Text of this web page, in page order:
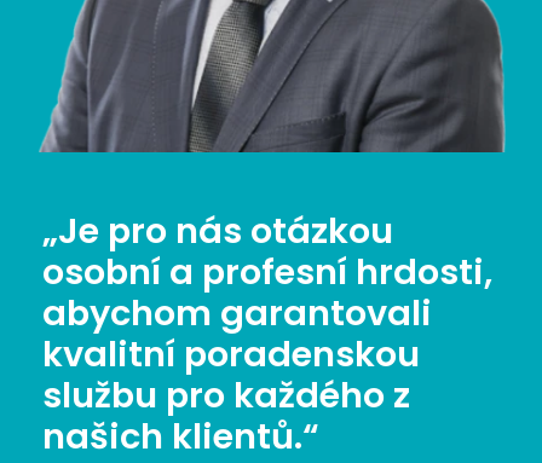
„Je pro nás otázkou
osobní a profesní hrdosti,
abychom garantovali
kvalitní poradenskou
službu pro každého z
našich klientů.“